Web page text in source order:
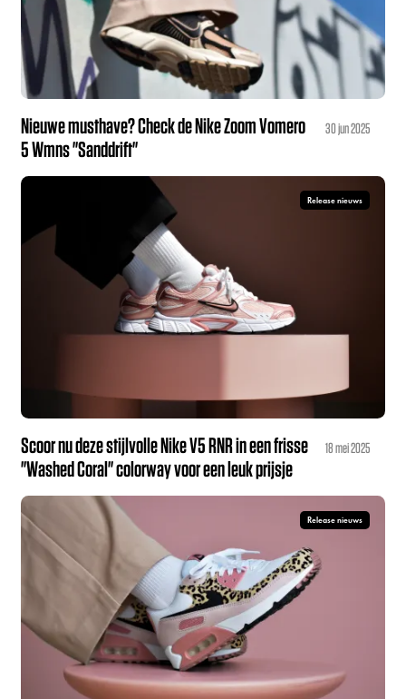
Nieuwe musthave? Check de Nike Zoom Vomero
5 Wmns "Sanddrift"
30 jun 2025
Release nieuws
Scoor nu deze stijlvolle Nike V5 RNR in een frisse
"Washed Coral" colorway voor een leuk prijsje
18 mei 2025
Release nieuws